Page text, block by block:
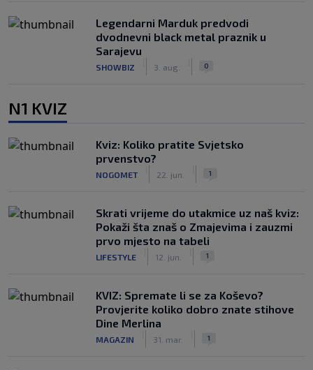
Legendarni Marduk predvodi
dvodnevni black metal praznik u
Sarajevu
SHOWBIZ 3. aug. 0
N1 KVIZ
Kviz: Koliko pratite Svjetsko
prvenstvo?
NOGOMET 22. jun. 1
Skrati vrijeme do utakmice uz naš kviz:
Pokaži šta znaš o Zmajevima i zauzmi
prvo mjesto na tabeli
LIFESTYLE 12. jun. 1
KVIZ: Spremate li se za Koševo?
Provjerite koliko dobro znate stihove
Dine Merlina
MAGAZIN 31. mar. 1